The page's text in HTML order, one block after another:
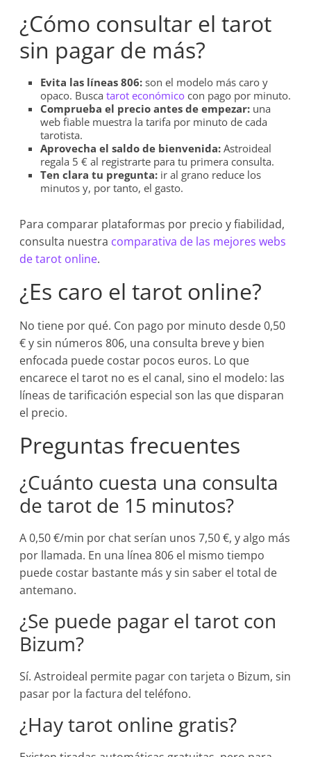
¿Cómo consultar el tarot
sin pagar de más?
Evita las líneas 806: son el modelo más caro y
opaco. Buscatarot económico con pago por minuto.
Comprueba el precio antes de empezar: una
web fiable muestra la tarifa por minuto de cada
tarotista.
Aprovecha el saldo de bienvenida: Astroideal
regala 5 € al registrarte para tu primera consulta.
Ten clara tu pregunta: ir al grano reduce los
minutos y, por tanto, el gasto.
Para comparar plataformas por precio y fiabilidad,
consulta nuestra comparativa de las mejores webs
de tarot online.
¿Es caro el tarot online?
No tiene por qué. Con pago por minuto desde 0,50
€ y sin números 806, una consulta breve y bien
enfocada puede costar pocos euros. Lo que
encarece el tarot no es el canal, sino el modelo: las
líneas de tarificación especial son las que disparan
el precio.
Preguntas frecuentes
¿Cuánto cuesta una consulta
de tarot de 15 minutos?
A 0,50 €/min por chat serían unos 7,50 €, y algo más
por llamada. En una línea 806 el mismo tiempo
puede costar bastante más y sin saber el total de
antemano.
¿Se puede pagar el tarot con
Bizum?
Sí. Astroideal permite pagar con tarjeta o Bizum, sin
pasar por la factura del teléfono.
¿Hay tarot online gratis?